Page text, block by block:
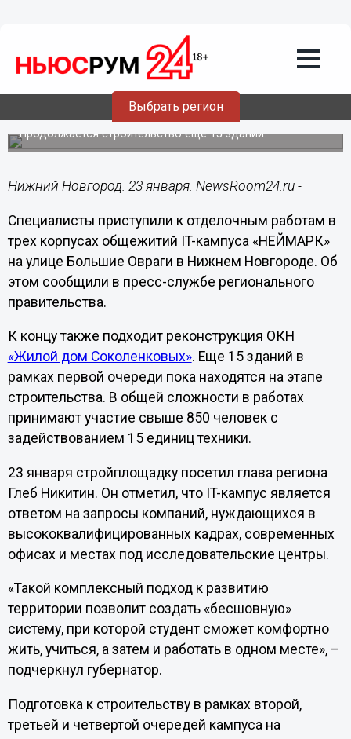
Выбрать регион
23.01.202418:26
Отделочные работы стартовали в трех
корпусах нижегородского IT-кампуса
Продолжается строительство еще 15 зданий.
Нижний Новгород. 23 января. NewsRoom24.ru -
Специалисты приступили к отделочным работам в
трех корпусах общежитий IT-кампуса «НЕЙМАРК»
на улице Большие Овраги в Нижнем Новгороде. Об
этом сообщили в пресс-службе регионального
правительства.
К концу также подходит реконструкция ОКН
«Жилой дом Соколенковых». Еще 15 зданий в
рамках первой очереди пока находятся на этапе
строительства. В общей сложности в работах
принимают участие свыше 850 человек с
задействованием 15 единиц техники.
23 января стройплощадку посетил глава региона
Глеб Никитин. Он отметил, что IT-кампус является
ответом на запросы компаний, нуждающихся в
высококвалифицированных кадрах, современных
офисах и местах под исследовательские центры.
«Такой комплексный подход к развитию
территории позволит создать «бесшовную»
систему, при которой студент сможет комфортно
жить, учиться, а затем и работать в одном месте», –
подчеркнул губернатор.
Подготовка к строительству в рамках второй,
третьей и четвертой очередей кампуса на